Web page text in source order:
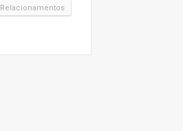
Relacionamentos